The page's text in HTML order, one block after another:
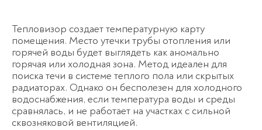
Тепловизор создает температурную карту
помещения. Место утечки трубы отопления или
горячей воды будет выглядеть как аномально
горячая или холодная зона. Метод идеален для
поиска течи в системе теплого пола или скрытых
радиаторах. Однако он бесполезен для холодного
водоснабжения, если температура воды и среды
сравнялась, и не работает на участках с сильной
сквозняковой вентиляцией.